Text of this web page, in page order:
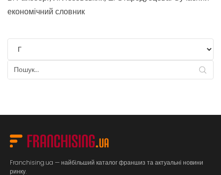
економічний словник
Franchising.ua — найбільший каталог франшиз та актуальні новини
ринку.